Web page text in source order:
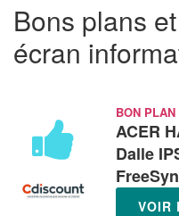
Bons plans
écran
BON PLAN
ACER
Dalle
VOIR